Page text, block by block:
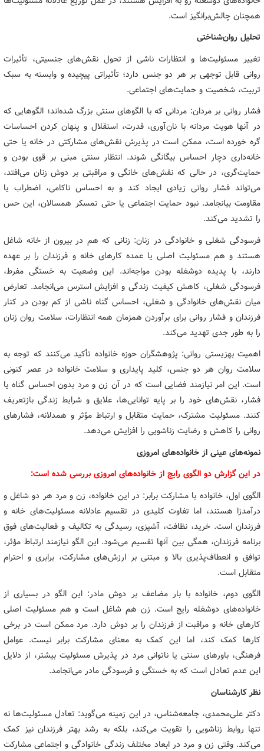
همچنان چالش‌برانگیز است.
تحلیل روان‌شناختی
تغییر مسئولیت‌ها و انتظارات ناشی از تحول نقش‌های جنسیتی، تأثیرات
روانی قابل توجهی بر هر دو جنس دارد؛ تأثیراتی پیچیده و وابسته به سبک
تربیت، شخصیت و حمایت‌های اجتماعی.
فشار روانی بر مردان: مردانی که با الگوهای سنتی بزرگ شده‌اند؛ الگوهایی که
در آنها هویت مردانه با نان‌آوری، قدرت، استقلال و پنهان کردن احساسات
گره خورده است، ممکن است در پذیرش نقش‌های مشارکتی در خانه یا حتی
خانه‌داری دچار احساس بیگانگی شوند. انتظار سنتی مبنی بر قوی بودن و
حمایت‌گری، در حالی که نقش‌های خانگی و مراقبتی بر دوش زنان می‌افتد،
می‌تواند فشار روانی زیادی ایجاد کند و به احساس ناکامی، اضطراب یا
مقاومت بیانجامد. نبود حمایت اجتماعی یا حتی تمسکر همسالان، این حس
را تشدید می‌کند.
فرسودگی شغلی و خانوادگی در زنان: زنانی که هم در بیرون از خانه شاغل
هستند و هم مسئولیت اصلی یا عمده کارهای خانه و فرزندان را بر عهده
دارند، با پدیده دوشغله بودن مواجه‌اند. این وضعیت به خستگی مفرط،
فرسودگی شغلی، کاهش کیفیت زندگی و افزایش استرس می‌انجامد. تعارض
میان نقش‌های خانوادگی و شغلی، احساس گناه ناشی از کم بودن در کنار
فرزندان و فشار روانی برای برآوردن همزمان همه انتظارات، سلامت روان زنان
را به طور جدی تهدید می‌کند.
اهمیت بهزیستی روانی: پژوهشگران حوزه خانواده تأکید می‌کنند که توجه به
سلامت روان هر دو جنس، کلید پایداری و سلامت خانواده در عصر کنونی
است. این امر نیازمند فضایی است که در آن زن و مرد بدون احساس گناه یا
فشار، نقش‌های خود را بر پایه توانایی‌ها، علایق و شرایط زندگی بازتعریف
کنند. مسئولیت مشترک، حمایت متقابل و ارتباط مؤثر و همدلانه، فشارهای
روانی را کاهش و رضایت زناشویی را افزایش می‌دهد.
نمونه‌های عینی از خانواده‌های امروزی
در این گزارش دو الگوی رایج از خانواده‌های امروزی بررسی شده است:
الگوی اول، خانواده با مشارکت برابر: در این خانواده، زن و مرد هر دو شاغل و
درآمدزا هستند، اما تفاوت کلیدی در تقسیم عادلانه مسئولیت‌های خانه و
فرزندان است. خرید، نظافت، آشپزی، رسیدگی به تکالیف و فعالیت‌های فوق
برنامه فرزندان، همگی بین آنها تقسیم می‌شود. این الگو نیازمند ارتباط مؤثر،
توافق و انعطاف‌پذیری بالا و مبتنی بر ارزش‌های مشارکت، برابری و احترام
متقابل است.
الگوی دوم، خانواده با بار مضاعف بر دوش مادر: این الگو در بسیاری از
خانواده‌های دوشغله رایج است. زن هم شاغل است و هم مسئولیت اصلی
کارهای خانه و مراقبت از فرزندان را بر دوش دارد. مرد ممکن است در برخی
کارها کمک کند، اما این کمک به معنای مشارکت برابر نیست. عوامل
فرهنگی، باورهای سنتی یا ناتوانی مرد در پذیرش مسئولیت بیشتر، از دلایل
این عدم تعادل است که به خستگی و فرسودگی مادر می‌انجامد.
نظر کارشناسان
دکتر علی‌محمدی، جامعه‌شناس، در این زمینه می‌گوید: تعادل مسئولیت‌ها نه
تنها روابط زناشویی را تقویت می‌کند، بلکه به رشد بهتر فرزندان نیز کمک
می‌کند. وقتی زن و مرد در ابعاد مختلف زندگی خانوادگی و اجتماعی مشارکت